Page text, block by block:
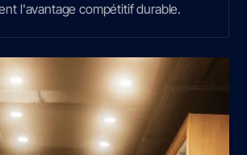
l'avantage compétitif durable.